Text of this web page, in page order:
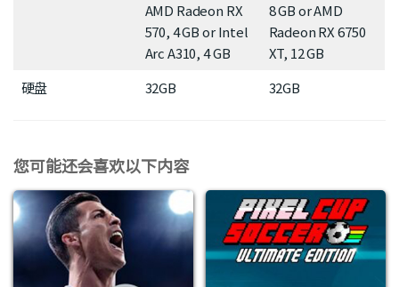
AMD Radeon RX
570, 4 GB or Intel
Arc A310, 4 GB
8 GB or AMD
Radeon RX 6750
XT, 12 GB
硬盘
32GB 32GB
您可能还会喜欢以下内容